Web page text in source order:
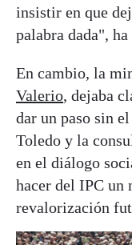
insistir en que
palabra dada",
En cambio, la
Valerio, dejaba
dar un paso sin
Toledo y la
en el diálogo
hacer del IPC un
revalorización